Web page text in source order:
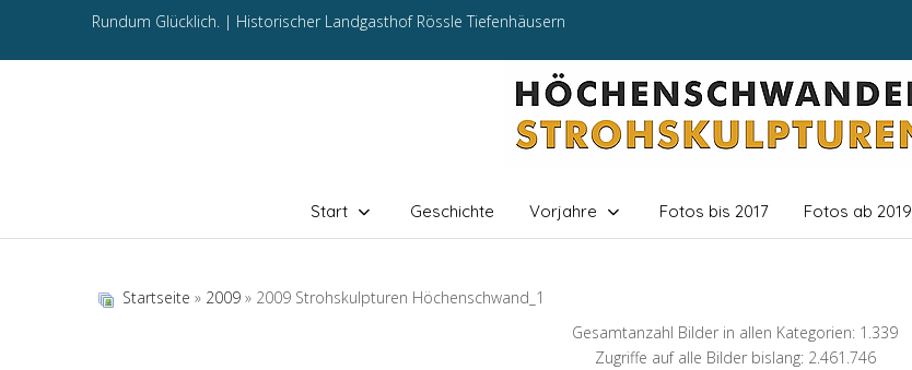
Rundum Glücklich. | Historischer Landgasthof Rössle Tiefenhäusern
Start Geschichte Vorjahre Fotos bis 2017 Fotos ab 2019
Startseite » 2009 » 2009 Strohskulpturen Höchenschwand_1
Gesamtanzahl Bilder in allen Kategorien: 1.339
Zugriffe auf alle Bilder bislang: 2.461.746